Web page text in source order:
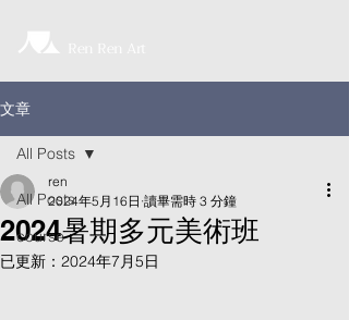
文章
All Posts
course
All Posts
2024暑期多元美術班
ren
2024年5月16日 讀畢需時 3 分鐘
已更新： 2024年7月5日